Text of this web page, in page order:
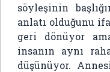
söyleşinin
anlatı olduğunu
geri dönüyor
insanın aynı
düşünüyor.